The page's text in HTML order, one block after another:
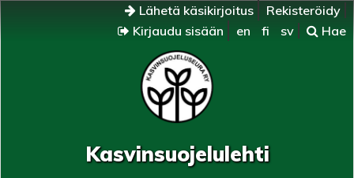
Lähetä käsikirjoitus
Rekisteröidy
Kirjaudu sisään
en fi sv Hae
Kasvinsuojelulehti